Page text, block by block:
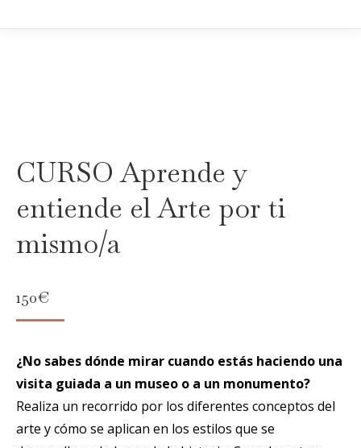
CURSO Aprende y
entiende el Arte por ti
mismo/a
150€
¿No sabes dónde mirar cuando estás haciendo una
visita guiada a un museo o a un monumento?
Realiza un recorrido por los diferentes conceptos del
arte y cómo se aplican en los estilos que se